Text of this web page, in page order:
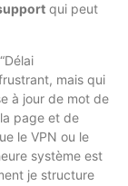
qui peut
mais qui
à jour de mot de
page et de
le VPN ou le
système est
je structure